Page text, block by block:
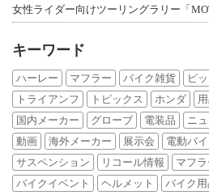
女性ライダー向けツーリングラリー「
キーワード
ハーレー マフラー バイク雑貨
ピ
トライアンフ
トピックス ホンダ
国内メーカー
グローブ 電装品 ニ
動画
海外メーカー 展示会 電動バイ
サスペンション
リコール情報 マフ
バイクイベント
ヘルメット バイク用